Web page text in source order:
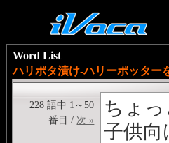
Word List
ハリポタ漬け‐ハリーポッター
ちょ
子供
228 語中 1～50
番目 / 次 »